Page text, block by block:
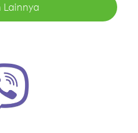
Lainnya